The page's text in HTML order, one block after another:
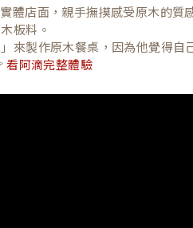
體店面，親手撫摸感受原木的質
板料。
來製作原木餐桌，因為他覺得自
看阿滴完整體驗